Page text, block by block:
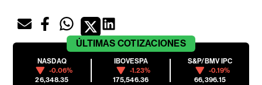
ÚLTIMAS COTIZACIONES
NASDAQ
-0.06%
26,348.35
IBOVESPA
-1.23%
175,546.36
S&P/BMV IPC
-0.19%
66,396.15